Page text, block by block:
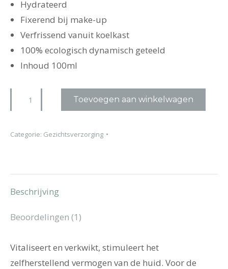
Hydrateerd
Fixerend bij make-up
Verfrissend vanuit koelkast
100% ecologisch dynamisch geteeld
Inhoud 100ml
Hauschka
aantal
Toevoegen aan winkelwagen
Categorie: Gezichtsverzorging
Beschrijving
Beoordelingen (1)
Vitaliseert en verkwikt, stimuleert het
zelfherstellend vermogen van de huid. Voor de